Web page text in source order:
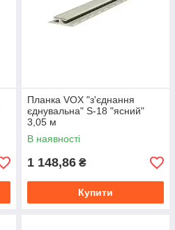
Планка VOX "з'єднання
єднувальна" S-18 "ясний"
3,05 м
В наявності
1 148,86 ₴
Купити